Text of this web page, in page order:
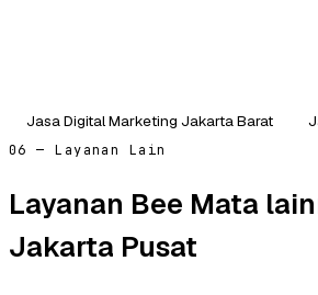
Jasa Digital Marketing Jakarta Barat
06 — Layanan Lain
Layanan Bee Mata
Jakarta Pusat